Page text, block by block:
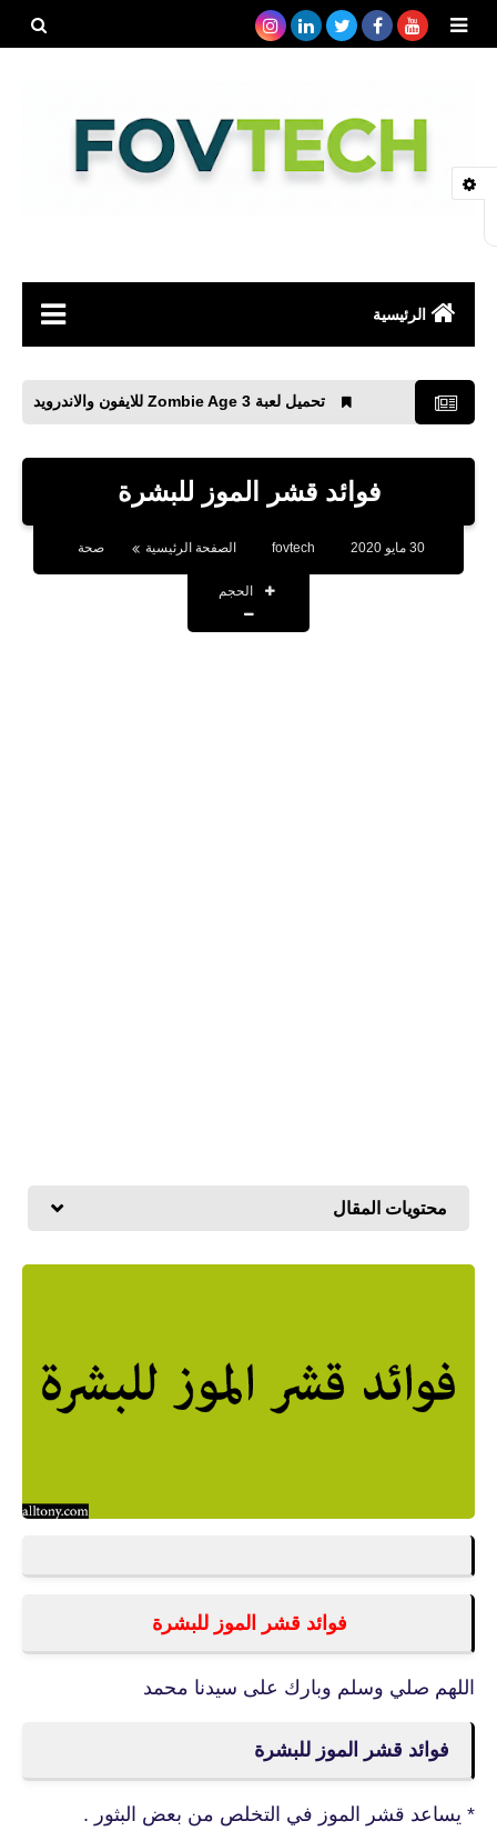
الرئيسية
رياضة
مواقع
بلوجر
اخبار
العاب
تحميل لعبة Zombie Age 3 للايفون والاندرويد افضل
فوائد قشر الموز للبشرة
30 مايو 2020 fovtech الصفحة الرئيسية صحة
الحجم
محتويات المقال
فوائد قشر الموز للبشرة
اللهم صلي وسلم وبارك على سيدنا محمد
فوائد قشر الموز للبشرة
* يساعد قشر الموز في التخلص من بعض البثور .